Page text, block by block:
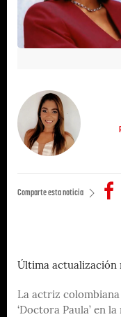
Comparte esta noticia
Última actualización
La actriz colombiana
‘Doctora Paula’ en la